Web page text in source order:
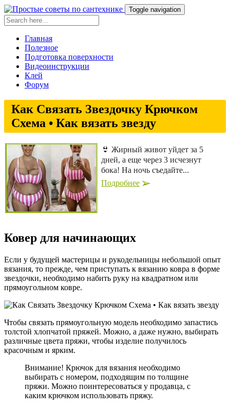
Toggle navigation
Главная
Полезное
Подготовка поверхности
Видеоинструкции
Клей
Форум
Как Связать Звездочку Крючком
Схема • Как вязать звезду
👙 Жирный живот уйдет за 5
дней, а еще через 3 исчезнут
бока! На ночь съедайте...
Подробнее
Ковер для начинающих
Если у будущей мастерицы и рукодельницы небольшой опыт
вязания, то прежде, чем приступать к вязанию ковра в форме
звездочки, необходимо набить руку на квадратном или
прямоугольном ковре.
Чтобы связать прямоугольную модель необходимо запастись
толстой хлопчатой пряжей. Можно, а даже нужно, выбирать
различные цвета пряжи, чтобы изделие получилось
красочным и ярким.
Внимание! Крючок для вязания необходимо
выбирать с номером, подходящим по толщине
пряжи. Можно поинтересоваться у продавца, с
каким крючком использовать пряжу.